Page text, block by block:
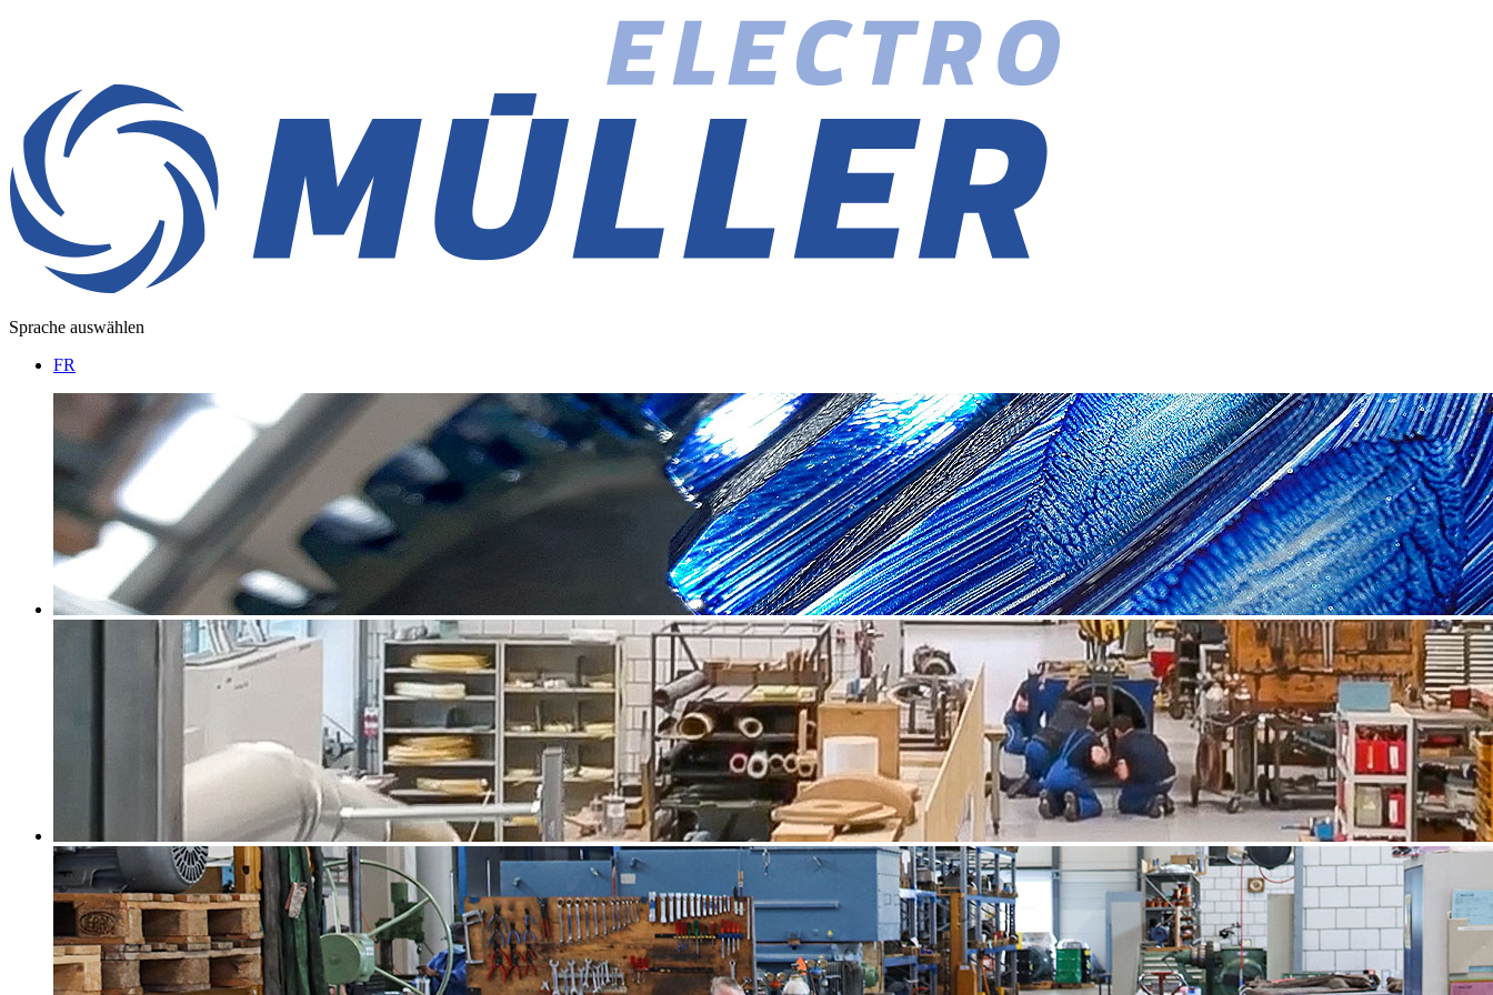
Sprache auswählen
FR